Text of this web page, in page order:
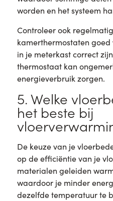
worden en het systeem
Controleer ook
kamerthermostaten
in je meterkast correct
thermostaat kan
energieverbruik zorgen.
5. Welke
het beste bij
De keuze van je
op de efficiëntie van je
materialen geleiden
waardoor je minder
dezelfde temperatuur te